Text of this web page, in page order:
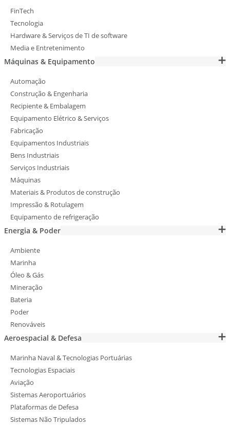
FinTech
Tecnologia
Hardware & Serviços de TI de software
Media e Entretenimento
Máquinas & Equipamento
Automação
Construção & Engenharia
Recipiente & Embalagem
Equipamento Elétrico & Serviços
Fabricação
Equipamentos Industriais
Bens Industriais
Serviços Industriais
Máquinas
Materiais & Produtos de construção
Impressão & Rotulagem
Equipamento de refrigeração
Energia & Poder
Ambiente
Marinha
Óleo & Gás
Mineração
Bateria
Poder
Renováveis
Aeroespacial & Defesa
Marinha Naval & Tecnologias Portuárias
Tecnologias Espaciais
Aviação
Sistemas Aeroportuários
Plataformas de Defesa
Sistemas Não Tripulados